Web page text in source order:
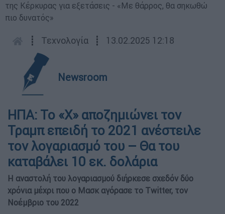
της Κέρκυρας για εξετάσεις - «Με θάρρος, θα σηκωθώ
πιο δυνατός»
┋ Τεχνολογία ┋ 13.02.2025 12:18
Newsroom
ΗΠΑ: Το «X» αποζημιώνει τον
Τραμπ επειδή το 2021 ανέστειλε
τον λογαριασμό του – Θα του
καταβάλει 10 εκ. δολάρια
Η αναστολή του λογαριασμού διήρκεσε σχεδόν δύο
χρόνια μέχρι που ο Μασκ αγόρασε το Twitter, τον
Νοέμβριο του 2022